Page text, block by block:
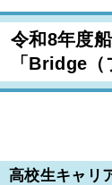
令和8年度
「Bridge
高校生キャリ